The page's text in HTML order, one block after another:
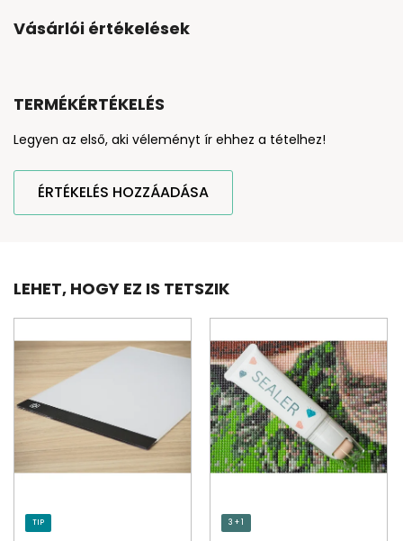
Vásárlói értékelések
TERMÉKÉRTÉKELÉS
Legyen az első, aki véleményt ír ehhez a tételhez!
ÉRTÉKELÉS HOZZÁADÁSA
LEHET, HOGY EZ IS TETSZIK
TIP 3 + 1